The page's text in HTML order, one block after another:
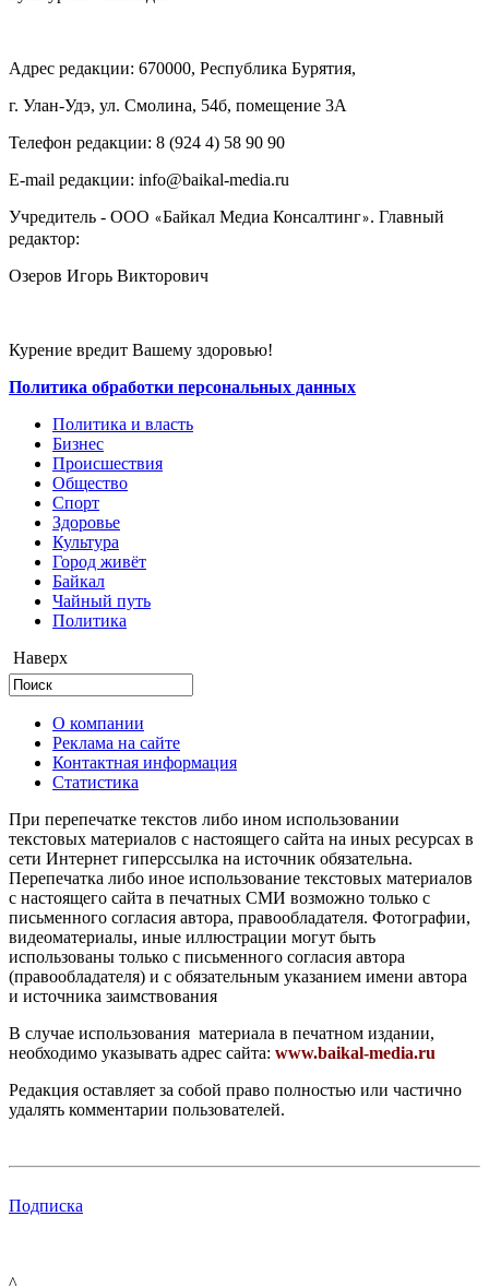
Адрес редакции: 670000, Республика Бурятия,
г. Улан-Удэ, ул. Смолина, 54б, помещение 3А
Телефон редакции: ‎‎8 (924 4) 58 90 90
E-mail редакции: info@baikal-media.ru
Учредитель - ООО «Байкал Медиа Консалтинг». Главный
редактор:
Озеров Игорь Викторович
Курение вредит Вашему здоровью!
Политика обработки персональных данных
Политика и власть
Бизнес
Происшествия
Общество
Cпорт
Здоровье
Культура
Город живёт
Байкал
Чайный путь
Политика
Наверх
О компании
Реклама на сайте
Контактная информация
Статистика
При перепечатке текстов либо ином использовании
текстовых материалов с настоящего сайта на иных ресурсах в
сети Интернет гиперссылка на источник обязательна.
Перепечатка либо иное использование текстовых материалов
с настоящего сайта в печатных СМИ возможно только с
письменного согласия автора, правообладателя. Фотографии,
видеоматериалы, иные иллюстрации могут быть
использованы только с письменного согласия автора
(правообладателя) и с обязательным указанием имени автора
и источника заимствования
В случае использования материала в печатном издании,
необходимо указывать адрес сайта: www.baikal-media.ru
Редакция оставляет за собой право полностью или частично
удалять комментарии пользователей.
Подписка
^